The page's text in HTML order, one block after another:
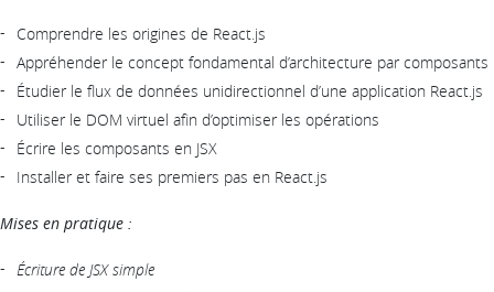
Comprendre les origines de React.js
Appréhender le concept fondamental d’architecture par composants
Étudier le flux de données unidirectionnel d’une application React.js
Utiliser le DOM virtuel afin d’optimiser les opérations
Écrire les composants en JSX
Installer et faire ses premiers pas en React.js
Mises en pratique :
Écriture de JSX simple